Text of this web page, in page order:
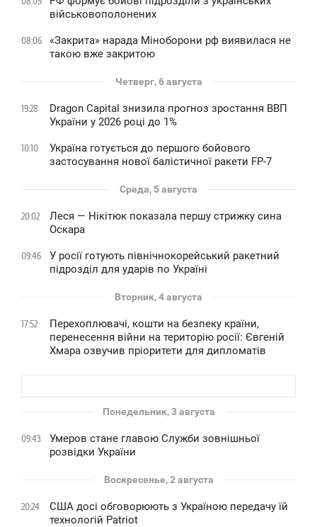
військовополонених
08:06
«Закрита» нарада Міноборони рф виявилася не
такою вже закритою
Четверг, 6 августа
19:28
Dragon Capital знизила прогноз зростання ВВП
України у 2026 році до 1%
10:10
Україна готується до першого бойового
застосування нової балістичної ракети FP-7
Среда, 5 августа
20:02
Леся — Нікітюк показала першу стрижку сина
Оскара
09:46
У росії готують північнокорейський ракетний
підрозділ для ударів по Україні
Вторник, 4 августа
17:52
Перехоплювачі, кошти на безпеку країни,
перенесення війни на територію росії: Євгеній
Хмара озвучив пріоритети для дипломатів
Понедельник, 3 августа
09:43
Умеров стане главою Служби зовнішньої
розвідки України
Воскресенье, 2 августа
20:24
США досі обговорюють з Україною передачу їй
технологій Patriot